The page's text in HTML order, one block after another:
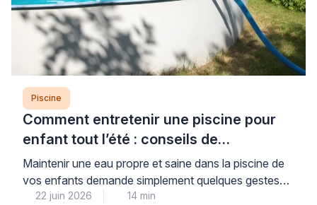
Piscine
Comment entretenir une piscine pour
enfant tout l’été : conseils de
professionnel
Maintenir une eau propre et saine dans la piscine de
vos enfants demande simplement quelques gestes
réguliers mais faciles à intégrer dans votre routine
22 juin 2026 14 min